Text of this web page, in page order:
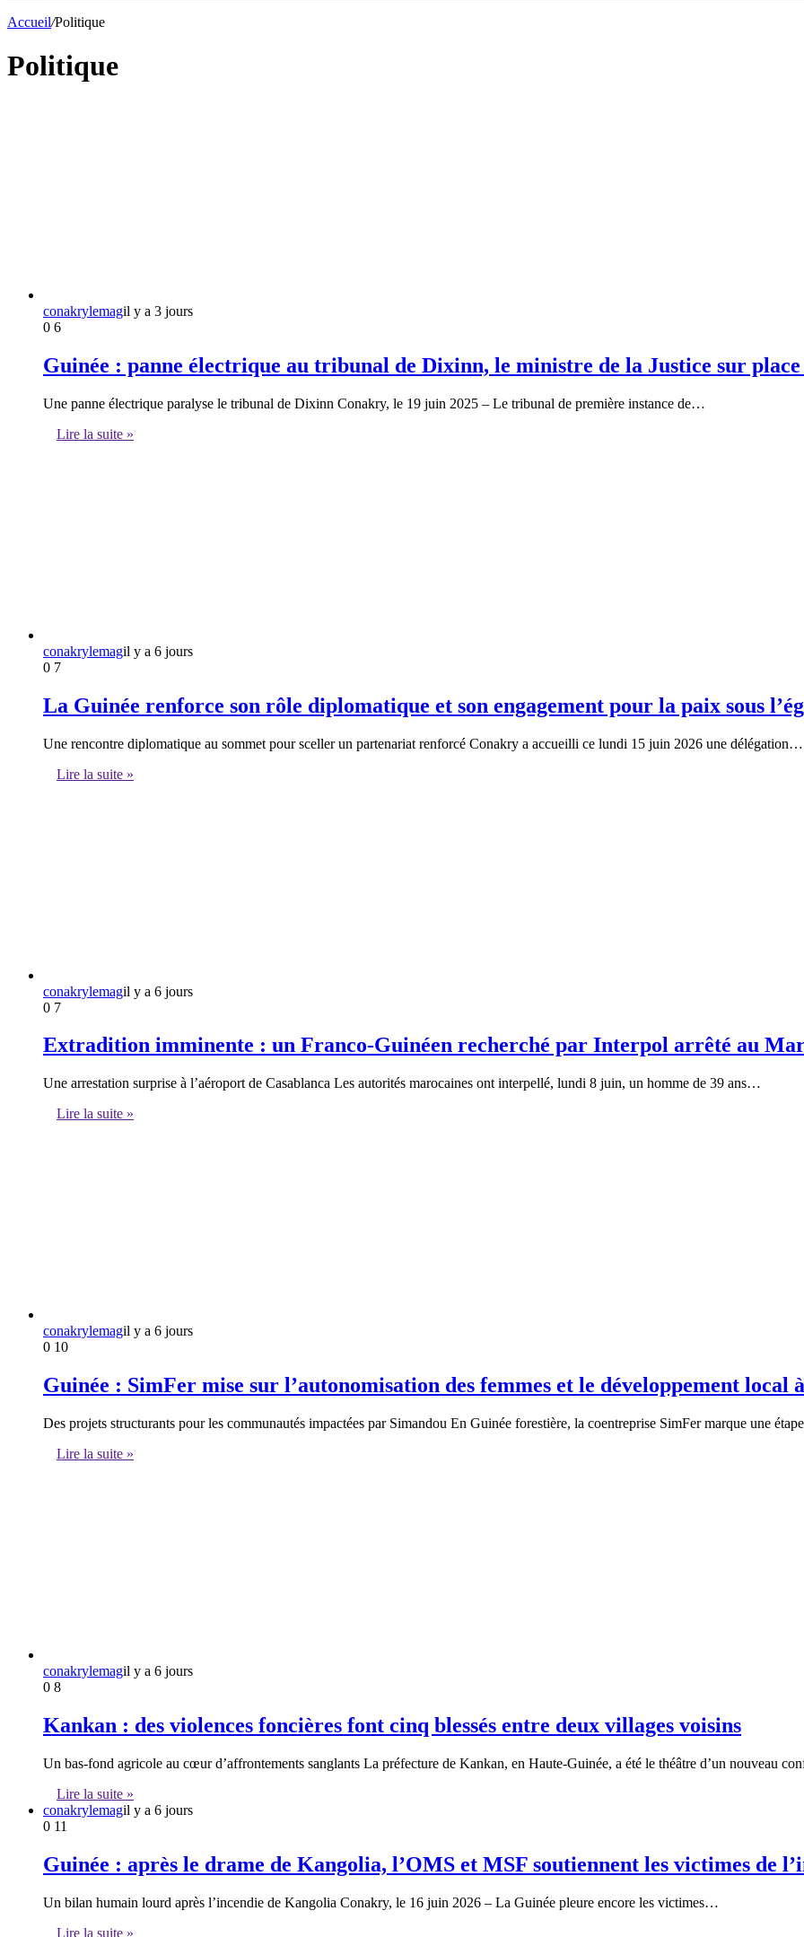
Accueil/Politique
Politique
conakrylemagil y a 3 jours
0 6
Guinée : panne électrique au tribunal de Dixinn, le ministre de la Justice sur place
Une panne électrique paralyse le tribunal de Dixinn Conakry, le 19 juin 2025 – Le tribunal de première instance de…
Lire la suite »
conakrylemagil y a 6 jours
0 7
La Guinée renforce son rôle diplomatique et son engagement pour la paix sous
Une rencontre diplomatique au sommet pour sceller un partenariat renforcé Conakry a accueilli ce lundi 15 juin 2026 une délégation…
Lire la suite »
conakrylemagil y a 6 jours
0 7
Extradition imminente : un Franco-Guinéen recherché par Interpol arrêté au
Une arrestation surprise à l’aéroport de Casablanca Les autorités marocaines ont interpellé, lundi 8 juin, un homme de 39 ans…
Lire la suite »
conakrylemagil y a 6 jours
0 10
Guinée : SimFer mise sur l’autonomisation des femmes et le développement local
Des projets structurants pour les communautés impactées par Simandou En Guinée forestière, la coentreprise SimFer marque une
Lire la suite »
conakrylemagil y a 6 jours
0 8
Kankan : des violences foncières font cinq blessés entre deux villages voisins
Un bas-fond agricole au cœur d’affrontements sanglants La préfecture de Kankan, en Haute-Guinée, a été le théâtre d’un nouveau
Lire la suite »
conakrylemagil y a 6 jours
0 11
Guinée : après le drame de Kangolia, l’OMS et MSF soutiennent les victimes de
Un bilan humain lourd après l’incendie de Kangolia Conakry, le 16 juin 2026 – La Guinée pleure encore les victimes…
Lire la suite »